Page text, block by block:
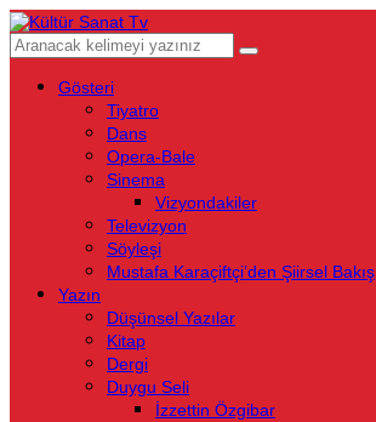
Gösteri
Tiyatro
Dans
Opera-Bale
Sinema
Vizyondakiler
Televizyon
Söyleşi
Mustafa Karaçiftçi’den Şiirsel Bakış
Yazın
Düşünsel Yazılar
Kitap
Dergi
Duygu Seli
İzzettin Özgibar